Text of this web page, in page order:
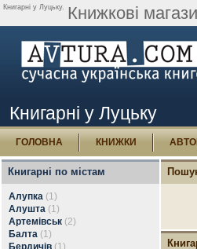
Книгарні у Луцьку. Книжкові
Книгарні у Луцьку
ГОЛОВНА КНИЖКИ
Книгарні по містам
Алупка (1)
Алушта (1)
Артемівськ (2)
Балта (1)
Бердичів (1)